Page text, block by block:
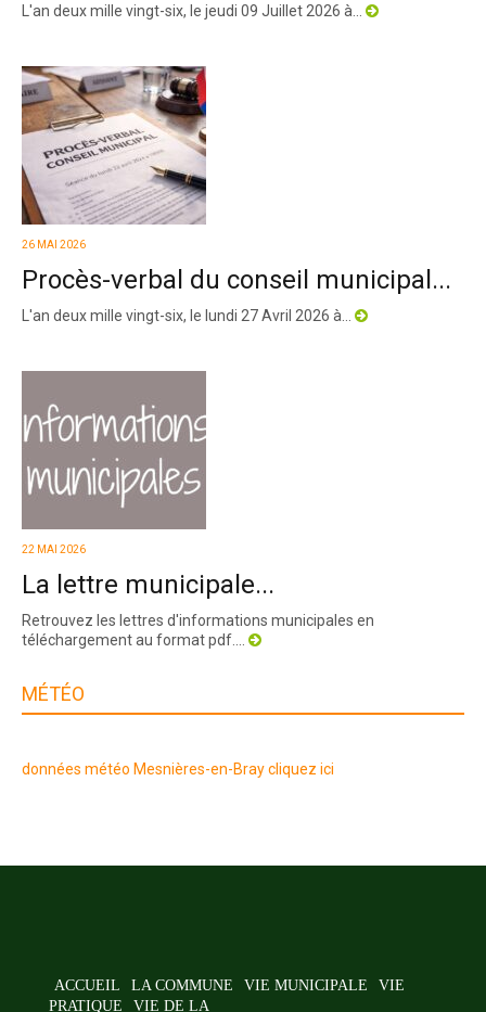
L'an deux mille vingt-six, le jeudi 09 Juillet 2026 à...
26 MAI 2026
Procès-verbal du conseil municipal...
L'an deux mille vingt-six, le lundi 27 Avril 2026 à...
22 MAI 2026
La lettre municipale...
Retrouvez les lettres d'informations municipales en
téléchargement au format pdf....
MÉTÉO
données météo Mesnières-en-Bray cliquez ici
ACCUEIL LA COMMUNE VIE MUNICIPALE
VIE
PRATIQUE
VIE DE LA